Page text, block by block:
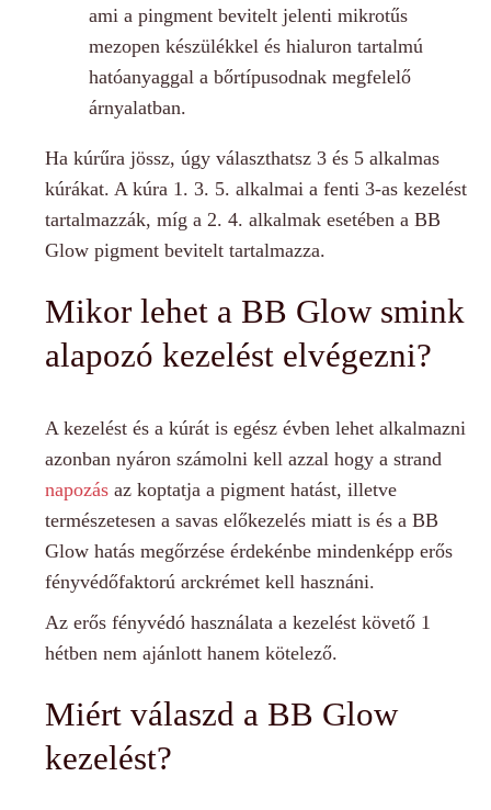
ami a pingment bevitelt jelenti mikrotűs
mezopen készülékkel és hialuron tartalmú
hatóanyaggal a bőrtípusodnak megfelelő
árnyalatban.
Ha kúrűra jössz, úgy választhatsz 3 és 5 alkalmas
kúrákat. A kúra 1. 3. 5. alkalmai a fenti 3-as kezelést
tartalmazzák, míg a 2. 4. alkalmak esetében a BB
Glow pigment bevitelt tartalmazza.
Mikor lehet a BB Glow smink
alapozó kezelést elvégezni?
A kezelést és a kúrát is egész évben lehet alkalmazni
azonban nyáron számolni kell azzal hogy a strand
napozás az koptatja a pigment hatást, illetve
természetesen a savas előkezelés miatt is és a BB
Glow hatás megőrzése érdekénbe mindenképp erős
fényvédőfaktorú arckrémet kell hasznáni.
Az erős fényvédó használata a kezelést követő 1
hétben nem ajánlott hanem kötelező.
Miért válaszd a BB Glow
kezelést?